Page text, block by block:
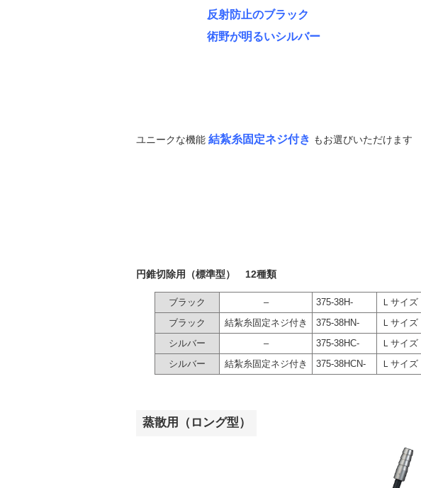
反射防止のブラック
術野が明るいシルバー
ユニークな機能 結紮糸固定ネジ付き もお選びいただけます
円錐切除用（標準型） 12種類
ブラック – 375-38H- Ｌサイズ
ブラック
結紮糸固定ネジ付き 375-38HN- Ｌサイズ
シルバー
– 375-38HC- Ｌサイズ
シルバー
結紮糸固定ネジ付き 375-38HCN- Ｌサイズ
蒸散用（ロング型）